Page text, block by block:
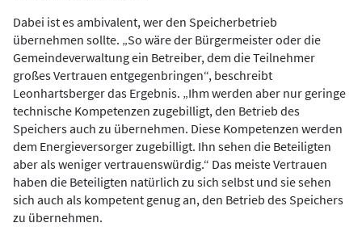
Dabei ist es ambivalent, wer den Speicherbetrieb
übernehmen sollte. „So wäre der Bürgermeister oder die
Gemeindeverwaltung ein Betreiber, dem die Teilnehmer
großes Vertrauen entgegenbringen“, beschreibt
Leonhartsberger das Ergebnis. „Ihm werden aber nur geringe
technische Kompetenzen zugebilligt, den Betrieb des
Speichers auch zu übernehmen. Diese Kompetenzen werden
dem Energieversorger zugebilligt. Ihn sehen die Beteiligten
aber als weniger vertrauenswürdig.“ Das meiste Vertrauen
haben die Beteiligten natürlich zu sich selbst und sie sehen
sich auch als kompetent genug an, den Betrieb des Speichers
zu übernehmen.